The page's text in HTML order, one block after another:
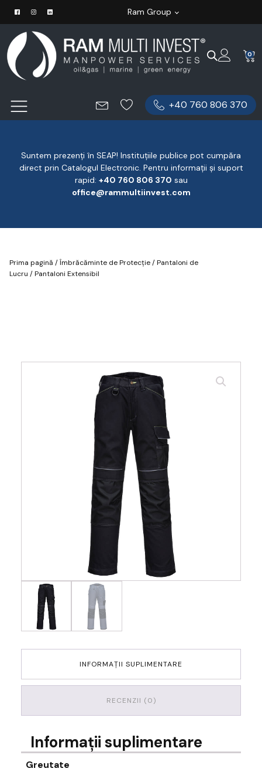
Ram Group
0
+40 760 806 370
Suntem prezenți în SEAP! Instituțiile publice pot cumpăra
direct prin Catalogul Electronic. Pentru informații și suport
rapid: ‪+40 760 806 370 ‬ sau
office@rammultiinvest.com
Prima pagină /Îmbrăcăminte de Protecție/Pantaloni de
Lucru / Pantaloni Extensibil
INFORMAȚII SUPLIMENTARE
RECENZII (0)
Informații suplimentare
Greutate